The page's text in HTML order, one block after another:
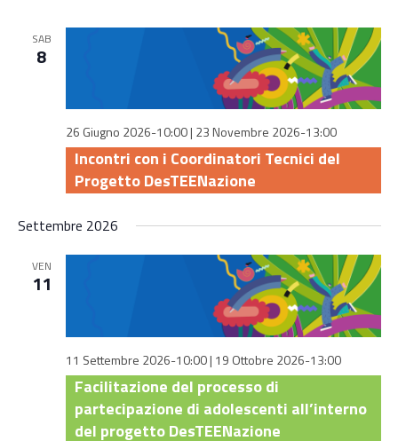
SAB
8
26 Giugno 2026-10:00| 23 Novembre 2026-13:00
Incontri con i Coordinatori Tecnici del
Progetto DesTEENazione
Settembre 2026
VEN
11
11 Settembre 2026-10:00| 19 Ottobre 2026-13:00
Facilitazione del processo di
partecipazione di adolescenti all’interno
del progetto DesTEENazione